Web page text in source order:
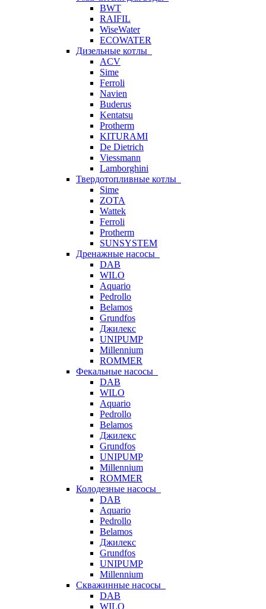
BWT
RAIFIL
WiseWater
ECOWATER
Дизельные котлы
ACV
Sime
Ferroli
Navien
Buderus
Kentatsu
Protherm
KITURAMI
De Dietrich
Viessmann
Lamborghini
Твердотопливные котлы
Sime
ZOTA
Wattek
Ferroli
Protherm
SUNSYSTEM
Дренажные насосы
DAB
WILO
Aquario
Pedrollo
Belamos
Grundfos
Джилекс
UNIPUMP
Millennium
ROMMER
Фекальные насосы
DAB
WILO
Aquario
Pedrollo
Belamos
Джилекс
Grundfos
UNIPUMP
Millennium
ROMMER
Колодезные насосы
DAB
Aquario
Pedrollo
Belamos
Джилекс
Grundfos
UNIPUMP
Millennium
Скважинные насосы
DAB
WILO